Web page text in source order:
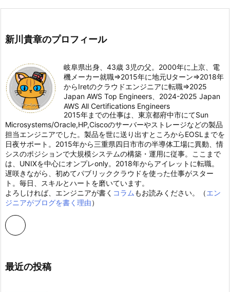
新川貴章のプロフィール
岐阜県出身、43歳 3児の父。2000年に上京、電
機メーカー就職⇒2015年に地元Uターン⇒2018年
からIretのクラウドエンジニアに転職⇒2025
Japan AWS Top Engineers、2024-2025 Japan
AWS All Certifications Engineers
2015年までの仕事は、東京都府中市にてSun
Microsystems/Oracle,HP,Ciscoのサーバーやストレージなどの製品
担当エンジニアでした。製品を世に送り出すところからEOSLまでを
日夜サポート。2015年から三重県四日市市の半導体工場に異動、情
シスのポジションで大規模システムの構築・運用に従事。ここまで
は、UNIXを中心にオンプレonly。2018年からアイレットに転職。
遅咲きながら、初めてパブリッククラウドを使った仕事がスター
ト。毎日、スキルとハートを磨いています。
よろしければ、エンジニアが書く コラム もお読みください。（エン
ジニアがブログを書く理由）
最近の投稿